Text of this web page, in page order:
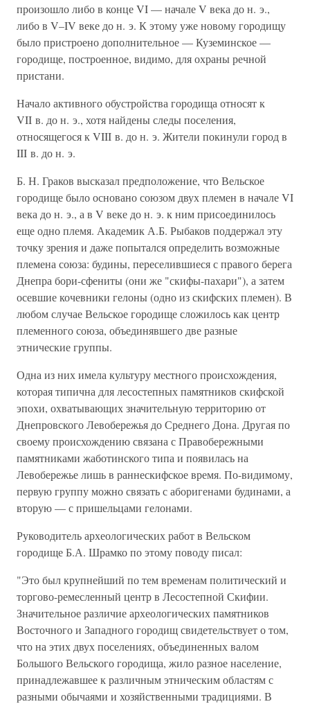
произошло либо в конце VI — начале V века до н. э.,
либо в V–IV веке до н. э. К этому уже новому городищу
было пристроено дополнительное — Куземинское —
городище, построенное, видимо, для охраны речной
пристани.
Начало активного обустройства городища относят к
VII в. до н. э., хотя найдены следы поселения,
относящегося к VIII в. до н. э. Жители покинули город в
III в. до н. э.
Б. Н. Граков высказал предположение, что Вельское
городище было основано союзом двух племен в начале VI
века до н. э., а в V веке до н. э. к ним присоединилось
еще одно племя. Академик А.Б. Рыбаков поддержал эту
точку зрения и даже попытался определить возможные
племена союза: будины, переселившиеся с правого берега
Днепра бори-сфениты (они же "скифы-пахари"), а затем
осевшие кочевники гелоны (одно из скифских племен). В
любом случае Вельское городище сложилось как центр
племенного союза, объединявшего две разные
этнические группы.
Одна из них имела культуру местного происхождения,
которая типична для лесостепных памятников скифской
эпохи, охватывающих значительную территорию от
Днепровского Левобережья до Среднего Дона. Другая по
своему происхождению связана с Правобережными
памятниками жаботинского типа и появилась на
Левобережье лишь в раннескифское время. По-видимому,
первую группу можно связать с аборигенами будинами, а
вторую — с пришельцами гелонами.
Руководитель археологических работ в Вельском
городище Б.А. Шрамко по этому поводу писал:
"Это был крупнейший по тем временам политический и
торгово-ремесленный центр в Лесостепной Скифии.
Значительное различие археологических памятников
Восточного и Западного городищ свидетельствует о том,
что на этих двух поселениях, объединенных валом
Большого Вельского городища, жило разное население,
принадлежавшее к различным этническим областям с
разными обычаями и хозяйственными традициями. В